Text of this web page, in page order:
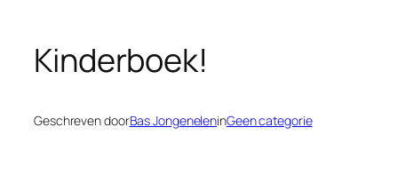
Kinderboek!
Geschreven doorBas JongeneleninGeen categorie